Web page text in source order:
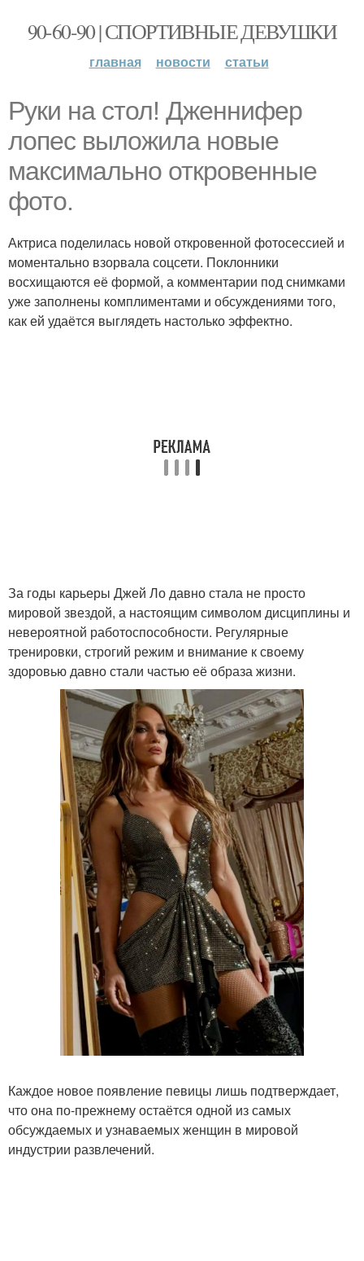
90-60-90 | СПОРТИВНЫЕ ДЕВУШКИ
главная новости статьи
Руки на стол! Дженнифер
лопес выложила новые
максимально откровенные
фото.
Актриса поделилась новой откровенной фотосессией и
моментально взорвала соцсети. Поклонники
восхищаются её формой, а комментарии под снимками
уже заполнены комплиментами и обсуждениями того,
как ей удаётся выглядеть настолько эффектно.
За годы карьеры Джей Ло давно стала не просто
мировой звездой, а настоящим символом дисциплины и
невероятной работоспособности. Регулярные
тренировки, строгий режим и внимание к своему
здоровью давно стали частью её образа жизни.
Каждое новое появление певицы лишь подтверждает,
что она по-прежнему остаётся одной из самых
обсуждаемых и узнаваемых женщин в мировой
индустрии развлечений.